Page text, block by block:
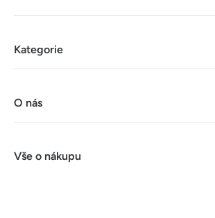
Kategorie
O nás
Vše o nákupu